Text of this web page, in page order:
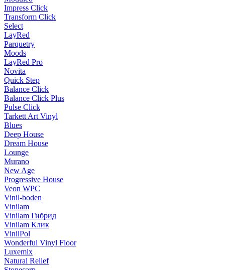
Impress Click
Transform Click
Select
LayRed
Parquetry
Moods
LayRed Pro
Novita
Quick Step
Balance Click
Balance Click Plus
Pulse Click
Tarkett Art Vinyl
Blues
Deep House
Dream House
Lounge
Murano
New Age
Progressive House
Veon WPC
Vinil-boden
Vinilam
Vinilam Гибрид
Vinilam Клик
VinilPol
Wonderful Vinyl Floor
Luxemix
Natural Relief